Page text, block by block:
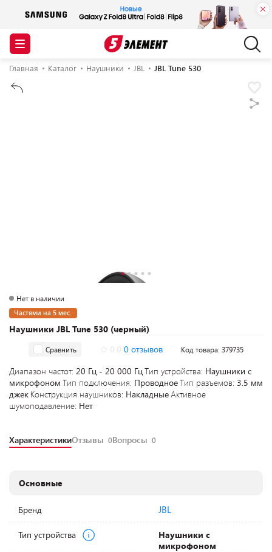
Главная Каталог Наушники JBL JBL Tune 530
Наушники JBL Tune 530 (черный)
Нет в наличии
Частями на 5 мес.
Сравнить 0 отзывов Код товара: 379735
Диапазон частот: 20 Гц - 20 000 ГцТип устройства: Наушники с
микрофоном Тип подключения: ПроводноеТип разъемов: 3.5 мм
джек Конструкция наушников: НакладныеАктивное
шумоподавление: Нет
ХарактеристикиОтзывы 0Вопросы 0
Основные
Бренд JBL
Тип устройства
Наушники с
микрофоном